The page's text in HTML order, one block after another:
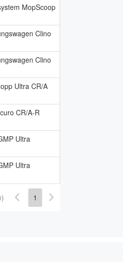
MopScoop
Clino
Clino
Ultra CR/A
CR/A-R
Ultra
Ultra
1